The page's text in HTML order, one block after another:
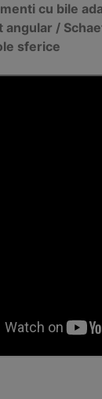
cu bile
angular /
sferice